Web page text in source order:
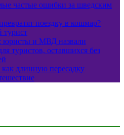
частые ошибки за шведским
поездку в кошмар?
турист
юристы и МВД назвали
туристов, оставшихся без
как длинную пересадку